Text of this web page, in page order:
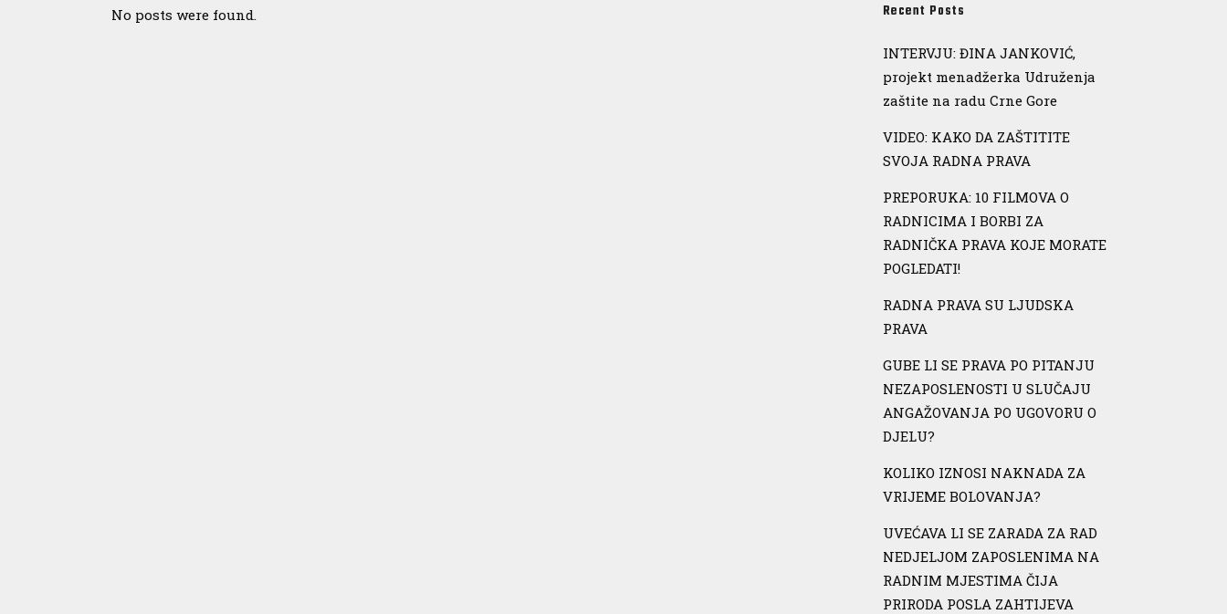
No posts were found. Recent Posts
INTERVJU: ĐINA JANKOVIĆ,
projekt menadžerka Udruženja
zaštite na radu Crne Gore
VIDEO: KAKO DA ZAŠTITITE
SVOJA RADNA PRAVA
PREPORUKA: 10 FILMOVA O
RADNICIMA I BORBI ZA
RADNIČKA PRAVA KOJE MORATE
POGLEDATI!
RADNA PRAVA SU LJUDSKA
PRAVA
GUBE LI SE PRAVA PO PITANJU
NEZAPOSLENOSTI U SLUČAJU
ANGAŽOVANJA PO UGOVORU O
DJELU?
KOLIKO IZNOSI NAKNADA ZA
VRIJEME BOLOVANJA?
UVEĆAVA LI SE ZARADA ZA RAD
NEDJELJOM ZAPOSLENIMA NA
RADNIM MJESTIMA ČIJA
PRIRODA POSLA ZAHTIJEVA